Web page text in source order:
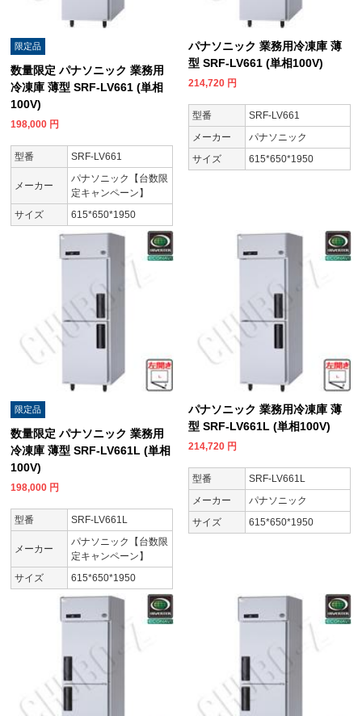
限定品
数量限定 パナソニック 業務用
冷凍庫 薄型 SRF-LV661 (単相
100V)
198,000 円
型番 SRF-LV661
メーカー
パナソニック【台数限
定キャンペーン】
サイズ
615*650*1950
パナソニック 業務用冷凍庫 薄
型 SRF-LV661 (単相100V)
214,720 円
型番
SRF-LV661
メーカー
パナソニック
サイズ
615*650*1950
限定品
数量限定 パナソニック 業務用
冷凍庫 薄型 SRF-LV661L (単相
100V)
198,000 円
型番 SRF-LV661L
メーカー
パナソニック【台数限
定キャンペーン】
サイズ
615*650*1950
パナソニック 業務用冷凍庫 薄
型 SRF-LV661L (単相100V)
214,720 円
型番
SRF-LV661L
メーカー
パナソニック
サイズ
615*650*1950